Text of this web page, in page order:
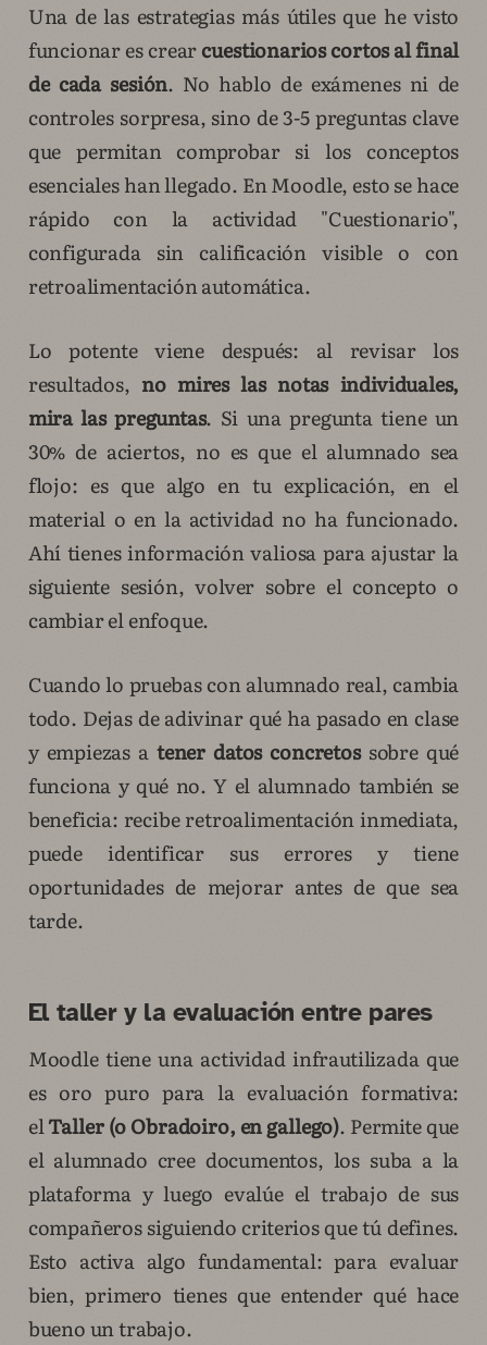
Una de las estrategias más útiles que he visto
funcionar es crearcuestionarios cortos al final
de cada sesión. No hablo de exámenes ni de
controles sorpresa, sino de 3-5 preguntas clave
que permitan comprobar si los conceptos
esenciales han llegado. En Moodle, esto se hace
rápido con la actividad "Cuestionario",
configurada sin calificación visible o con
retroalimentación automática.
Lo potente viene después: al revisar los
resultados, no mires las notas individuales,
mira las preguntas. Si una pregunta tiene un
30% de aciertos, no es que el alumnado sea
flojo: es que algo en tu explicación, en el
material o en la actividad no ha funcionado.
Ahí tienes información valiosa para ajustar la
siguiente sesión, volver sobre el concepto o
cambiar el enfoque.
Cuando lo pruebas con alumnado real, cambia
todo. Dejas de adivinar qué ha pasado en clase
y empiezas a tener datos concretossobre qué
funciona y qué no. Y el alumnado también se
beneficia: recibe retroalimentación inmediata,
puede identificar sus errores y tiene
oportunidades de mejorar antes de que sea
tarde.
El taller y la evaluación entre pares
Moodle tiene una actividad infrautilizada que
es oro puro para la evaluación formativa:
elTaller (o Obradoiro, en gallego). Permite que
el alumnado cree documentos, los suba a la
plataforma y luego evalúe el trabajo de sus
compañeros siguiendo criterios que tú defines.
Esto activa algo fundamental: para evaluar
bien, primero tienes que entender qué hace
bueno un trabajo.